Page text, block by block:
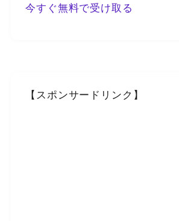
今すぐ無料で受け取る
【スポンサードリンク】